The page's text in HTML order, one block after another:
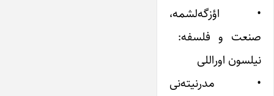
• اؤزگه‌لشمه،
صنعت و فلسفه:
نیلسون اوراللی
• مدرنیته‌نی